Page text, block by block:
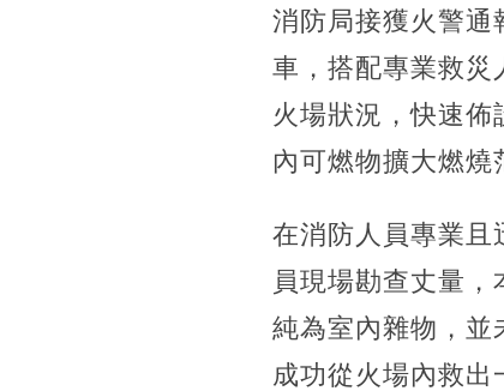
消防局接獲火警通
車，搭配專業救災
火場狀況，快速
內可燃物擴大燃燒
在消防人員專業且
員現場勘查丈量
純為室內雜物，並
成功從火場內救出